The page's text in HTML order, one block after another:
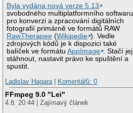
Byla vydána nová verze 5.13
svobodného multiplatformního softwaru
pro konverzi a zpracování digitálních
fotografií primárně ve formátů RAW
RawTherapee (Wikipedie ). Vedle
zdrojových kódů je k dispozici také
balíček ve formátuAppImage . Stačí jej
stáhnout, nastavit právo ke spuštění a
spustit.
Ladislav Hagara
Komentářů: 0
FFmpeg 9.0 "Lei"
4.8. 20:44 | Zajímavý článek